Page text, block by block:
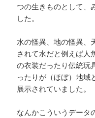
つの生きものとして、
した。
水の怪異、地の怪異、
されて水だと例えば人
の衣装だったり伝統玩
ったりが（ほぼ）地域
展示されていました。
なんかこういうデータ